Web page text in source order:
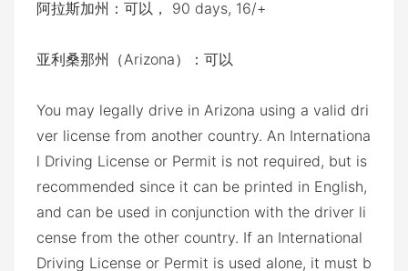
阿拉斯加州：可以， 90 days, 16/+
亚利桑那州（Arizona）：可以
You may legally drive in Arizona using a valid dri
ver license from another country. An Internationa
l Driving License or Permit is not required, but is
recommended since it can be printed in English,
and can be used in conjunction with the driver li
cense from the other country. If an International
Driving License or Permit is used alone, it must b